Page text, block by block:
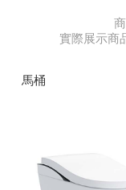
實際展示商